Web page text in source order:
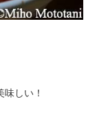
しい！